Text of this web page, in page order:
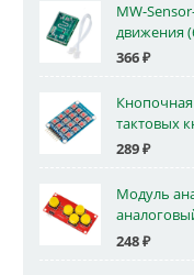
MW-
движения
366₽
тактовых
289₽
Модуль
248₽